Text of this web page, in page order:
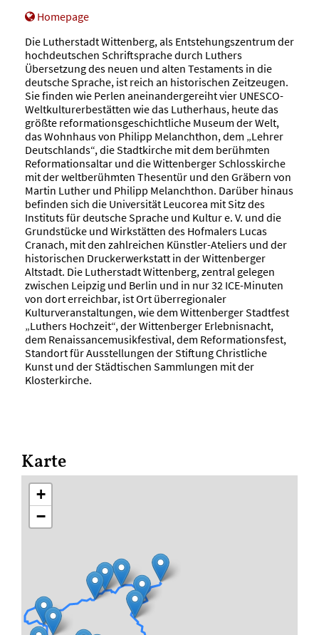
Homepage
Die Lutherstadt Wittenberg, als Entstehungszentrum der
hochdeutschen Schriftsprache durch Luthers
Übersetzung des neuen und alten Testaments in die
deutsche Sprache, ist reich an historischen Zeitzeugen.
Sie finden wie Perlen aneinandergereiht vier UNESCO-
Weltkulturerbestätten wie das Lutherhaus, heute das
größte reformationsgeschichtliche Museum der Welt,
das Wohnhaus von Philipp Melanchthon, dem „Lehrer
Deutschlands“, die Stadtkirche mit dem berühmten
Reformationsaltar und die Wittenberger Schlosskirche
mit der weltberühmten Thesentür und den Gräbern von
Martin Luther und Philipp Melanchthon. Darüber hinaus
befinden sich die Universität Leucorea mit Sitz des
Instituts für deutsche Sprache und Kultur e. V. und die
Grundstücke und Wirkstätten des Hofmalers Lucas
Cranach, mit den zahlreichen Künstler-Ateliers und der
historischen Druckerwerkstatt in der Wittenberger
Altstadt. Die Lutherstadt Wittenberg, zentral gelegen
zwischen Leipzig und Berlin und in nur 32 ICE-Minuten
von dort erreichbar, ist Ort überregionaler
Kulturveranstaltungen, wie dem Wittenberger Stadtfest
„Luthers Hochzeit“, der Wittenberger Erlebnisnacht,
dem Renaissancemusikfestival, dem Reformationsfest,
Standort für Ausstellungen der Stiftung Christliche
Kunst und der Städtischen Sammlungen mit der
Klosterkirche.
Karte
+
−